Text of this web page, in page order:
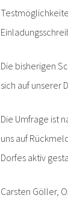
Die bisherigen
sich auf unserer
Die Umfrage ist
uns auf
Dorfes aktiv
Carsten Göller,